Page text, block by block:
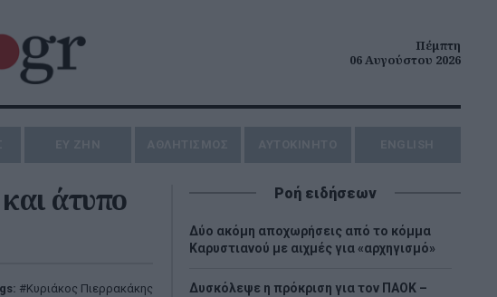
Πέμπτη
06 Αυγούστου 2026
άτυπο
Κυριάκος Πιερρακάκης
Ροή ειδήσεων
Δύο ακόμη αποχωρήσεις από το κόμμα
Καρυστιανού με αιχμές για «αρχηγισμό»
Δυσκόλεψε η πρόκριση για τον ΠΑΟΚ –